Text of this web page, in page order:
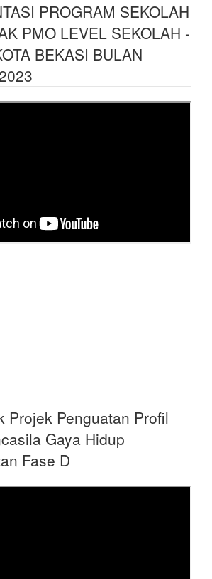
PROGRAM SEKOLAH
PMO LEVEL SEKOLAH -
BEKASI BULAN
Projek Penguatan Profil
Gaya Hidup
Fase D